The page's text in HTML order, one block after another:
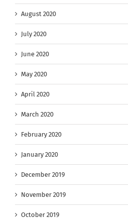
August 2020
July 2020
June 2020
May 2020
April 2020
March 2020
February 2020
January 2020
December 2019
November 2019
October 2019